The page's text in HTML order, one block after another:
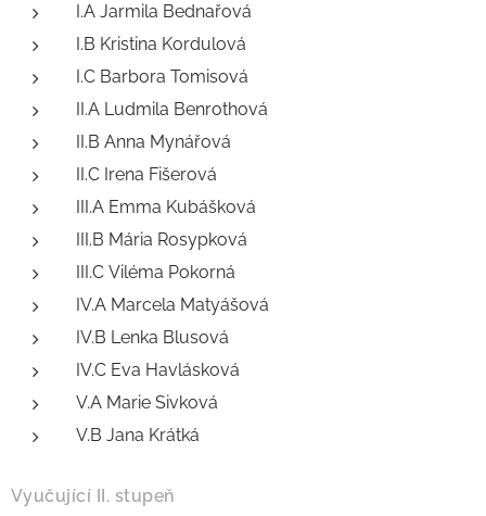
I.A Jarmila Bednařová
I.B Kristina Kordulová
I.C Barbora Tomisová
II.A Ludmila Benrothová
II.B Anna Mynářová
II.C Irena Fišerová
III.A Emma Kubášková
III.B Mária Rosypková
III.C Viléma Pokorná
IV.A Marcela Matyášová
IV.B Lenka Blusová
IV.C Eva Havlásková
V.A Marie Sivková
V.B Jana Krátká
Vyučující II. stupeň